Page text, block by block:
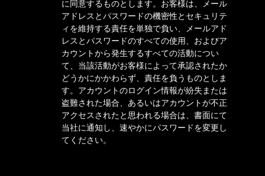
に同意するものとします。お客様は、メール
アドレスとパスワードの機密性とセキュリテ
ィを維持する責任を単独で負い、メールアド
レスとパスワードのすべての使用、およびア
カウントから発生するすべての活動につい
て、当該活動がお客様によって承認されたか
どうかにかかわらず、責任を負うものとしま
す。アカウントのログイン情報が紛失または
盗難された場合、あるいはアカウントが不正
アクセスされたと思われる場合は、書面にて
当社に通知し、速やかにパスワードを変更し
てください。